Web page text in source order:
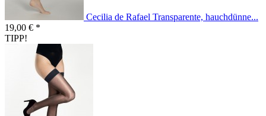
Cecilia de Rafael Transparente, hauchdünne...
19,00 € *
TIPP!